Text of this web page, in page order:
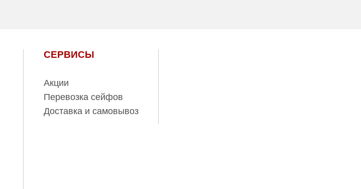
СЕРВИСЫ
Акции
Перевозка сейфов
Доставка и самовывоз